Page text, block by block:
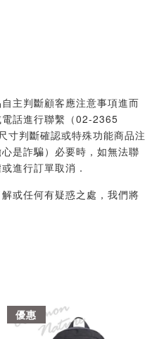
主判斷顧客應注意事項進而
話進行聯繫（02-2365
判斷確認或特殊功能商品注
是詐騙）必要時，如無法聯
進行訂單取消．
或任何有疑惑之處，我們將
優惠